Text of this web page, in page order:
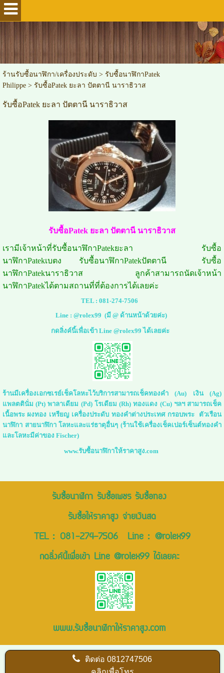
ร้านรับซื้อนาฬิกา/เครื่องประดับ > รับซื้อนาฬิกาPatek
Philippe> รับซื้อPatek ยะลา ปัตตานี นาราธิวาส
รับซื้อPatek ยะลา ปัตตานี นาราธิวาส
รับซื้อPatek ยะลา ปัตตานี นาราธิวาส
เรามีเจ้าหน้าที่รับซื้อนาฬิกาPatekยะลา รับซื้อ
นาฬิกาPatekเบตง รับซื้อนาฬิกาPatekปัตตานี รับซื้อ
นาฬิกาPatekนาราธิวาส ลูกค้าสามารถนัดเจ้าหน้า
นาฬิกาPatekได้ตามสถานที่ที่ต้องการได้เลยค่ะ
TEL : 081-274-7506
Line : @rolex99 (มี @ ด้านหน้าด้วยค่ะ)
กดลิ่งค์นี้เพื่อเข้า Line @rolex99 ได้เลยค่ะ
ร้านมีเครื่องเอกซเรย์เช็คโลหะไว้บริการสามารถเช็คทองคำ (Au) เงิน (Ag)
แพลตตินั่ม (Pt) พาลาเดียม (Pd) โรเดียม (Rh) ทองแดง (Cu) ฯลฯ สามารถเช็ค
เนื้อพระ ผงทอง เหรียญ เครื่องประดับ ทองคำต่างประเทศ กรอบพระ ตัวเรือน
นาฬิกา สายนาฬิกา โลหะและแร่ธาตุอื่นๆ (ร้านใช้เครื่องเช็คเปอร์เซ็นต์ทองคำ
และโลหะมีค่าของ Fischer)
www.รับซื้อนาฬิกาให้ราคาสูง.com
รับซื้อนาฬิกา รับซื้อเพชร รับซื้อทอง
รับซื้อให้ราคาสูง จ่ายเงินสด
TEL : 081-274-7506Line : @rolex99
กดลิ่งค์นี้เพื่อเข้า Line @rolex99 ได้เลยคะ
www.รับซื้อนาฬิกาให้ราคาสูง.com
ติดต่อ0812747506